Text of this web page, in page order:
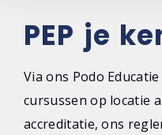
Praktijken
Voor patiënten
PEP je
Via ons Podo
cursussen op locatie
accreditatie, ons